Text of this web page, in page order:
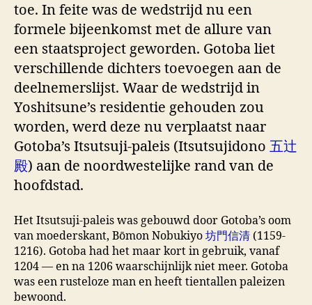
toe. In feite was de wedstrijd nu een
formele bijeenkomst met de allure van
een staatsproject geworden. Gotoba liet
verschillende dichters toevoegen aan de
deelnemerslijst. Waar de wedstrijd in
Yoshitsune’s residentie gehouden zou
worden, werd deze nu verplaatst naar
Gotoba’s Itsutsuji-paleis (Itsutsujidono 五辻
殿) aan de noordwestelijke rand van de
hoofdstad.
Het Itsutsuji-paleis was gebouwd door Gotoba’s oom
van moederskant, Bōmon Nobukiyo 坊門信清 (1159-
1216). Gotoba had het maar kort in gebruik, vanaf
1204 — en na 1206 waarschijnlijk niet meer. Gotoba
was een rusteloze man en heeft tientallen paleizen
bewoond.